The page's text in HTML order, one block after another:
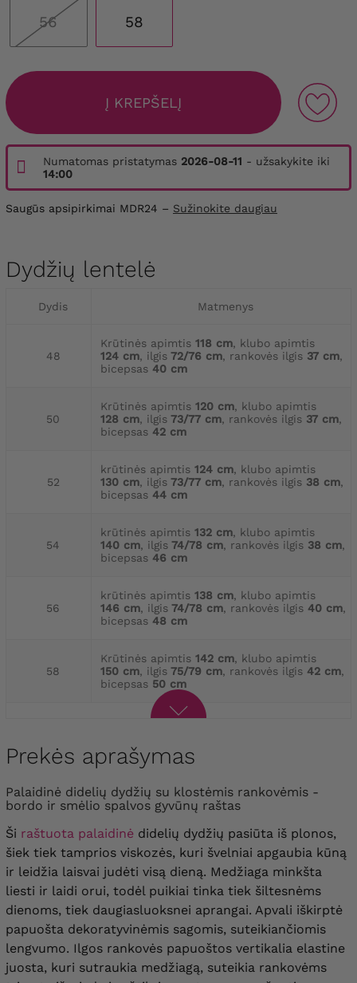
56 58
Į KREPŠELĮ
Numatomas pristatymas 2026-08-11 - užsakykite iki
14:00
Saugūs apsipirkimai MDR24 – Sužinokite daugiau
Dydžių lentelė
Dydis Matmenys
48
Krūtinės apimtis 118 cm, klubo apimtis
124 cm, ilgis 72/76 cm, rankovės ilgis 37 cm,
bicepsas 40 cm
50
Krūtinės apimtis 120 cm, klubo apimtis
128 cm, ilgis 73/77 cm, rankovės ilgis 37 cm,
bicepsas 42 cm
52
krūtinės apimtis 124 cm, klubo apimtis
130 cm, ilgis 73/77 cm, rankovės ilgis 38 cm,
bicepsas 44 cm
54
krūtinės apimtis 132 cm, klubo apimtis
140 cm, ilgis 74/78 cm, rankovės ilgis 38 cm,
bicepsas 46 cm
56
krūtinės apimtis 138 cm, klubo apimtis
146 cm, ilgis 74/78 cm, rankovės ilgis 40 cm,
bicepsas 48 cm
58
Krūtinės apimtis 142 cm, klubo apimtis
150 cm, ilgis 75/79 cm, rankovės ilgis 42 cm,
bicepsas 50 cm
Prekės aprašymas
palaidinė didelių dydžių su klostėmis rankovėmis -
bordo ir smėlio spalvos gyvūnų raštas
Ši raštuota palaidinė didelių dydžių pasiūta iš plonos,
šiek tiek tamprios viskozės, kuri švelniai apgaubia kūną
ir leidžia laisvai judėti visą dieną. Medžiaga minkšta
liesti ir laidi orui, todėl puikiai tinka tiek šiltesnėms
dienoms, tiek daugiasluoksnei aprangai. Apvali iškirptė
papuošta dekoratyvinėmis sagomis, suteikiančiomis
lengvumo. Ilgos rankovės papuoštos vertikalia elastine
juosta, kuri sutraukia medžiagą, suteikia rankovėms